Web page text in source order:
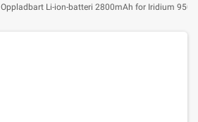
Oppladbart Li-ion-batteri 2800mAh for Iridium